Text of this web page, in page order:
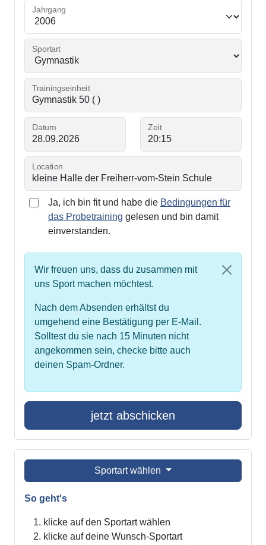
Jahrgang
Sportart
Trainingseinheit
Datum Zeit
Location
Ja, ich bin fit und habe die Bedingungen für
das Probetraining gelesen und bin damit
einverstanden.
Wir freuen uns, dass du zusammen mit
uns Sport machen möchtest.
Nach dem Absenden erhältst du
umgehend eine Bestätigung per E-Mail.
Solltest du sie nach 15 Minuten nicht
angekommen sein, checke bitte auch
deinen Spam-Ordner.
jetzt abschicken
Sportart wählen
So geht's
klicke auf den Sportart wählen
klicke auf deine Wunsch-Sportart